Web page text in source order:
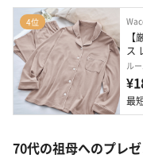
4位
ス
ル
最
70代の祖母へのプレ